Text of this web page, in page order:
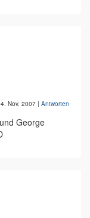
Nov. 2007 | Antworten
George